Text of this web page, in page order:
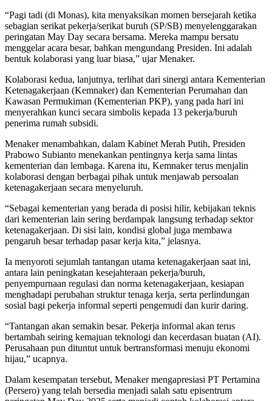
“Pagi tadi (di Monas), kita menyaksikan momen bersejarah ketika
sebagian serikat pekerja/serikat buruh (SP/SB) menyelenggarakan
peringatan May Day secara bersama. Mereka mampu bersatu
menggelar acara besar, bahkan mengundang Presiden. Ini adalah
bentuk kolaborasi yang luar biasa,” ujar Menaker.
Kolaborasi kedua, lanjutnya, terlihat dari sinergi antara Kementerian
Ketenagakerjaan (Kemnaker) dan Kementerian Perumahan dan
Kawasan Permukiman (Kementerian PKP), yang pada hari ini
menyerahkan kunci secara simbolis kepada 13 pekerja/buruh
penerima rumah subsidi.
Menaker menambahkan, dalam Kabinet Merah Putih, Presiden
Prabowo Subianto menekankan pentingnya kerja sama lintas
kementerian dan lembaga. Karena itu, Kemnaker terus menjalin
kolaborasi dengan berbagai pihak untuk menjawab persoalan
ketenagakerjaan secara menyeluruh.
“Sebagai kementerian yang berada di posisi hilir, kebijakan teknis
dari kementerian lain sering berdampak langsung terhadap sektor
ketenagakerjaan. Di sisi lain, kondisi global juga membawa
pengaruh besar terhadap pasar kerja kita,” jelasnya.
Ia menyoroti sejumlah tantangan utama ketenagakerjaan saat ini,
antara lain peningkatan kesejahteraan pekerja/buruh,
penyempurnaan regulasi dan norma ketenagakerjaan, kesiapan
menghadapi perubahan struktur tenaga kerja, serta perlindungan
sosial bagi pekerja informal seperti pengemudi dan kurir daring.
“Tantangan akan semakin besar. Pekerja informal akan terus
bertambah seiring kemajuan teknologi dan kecerdasan buatan (AI).
Perusahaan pun dituntut untuk bertransformasi menuju ekonomi
hijau,” ucapnya.
Dalam kesempatan tersebut, Menaker mengapresiasi PT Pertamina
(Persero) yang telah bersedia menjadi salah satu episentrum